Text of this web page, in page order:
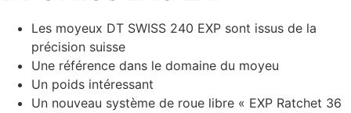
Les moyeux DT SWISS 240 EXP sont issus de la
précision suisse
Une référence dans le domaine du moyeu
Un poids intéressant
Un nouveau système de roue libre « EXP Ratchet 36